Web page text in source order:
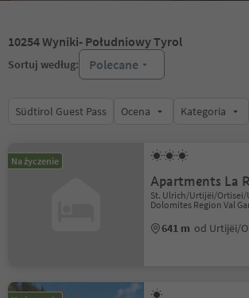
10254Wyniki- Południowy Tyrol
Sortuj według: Polecane
Südtirol Guest Pass Ocena Kategoria
Na życzenie
Apartments La
St. Ulrich/Urtijëi/
Dolomites Region Val
641 m od Urtijëi/